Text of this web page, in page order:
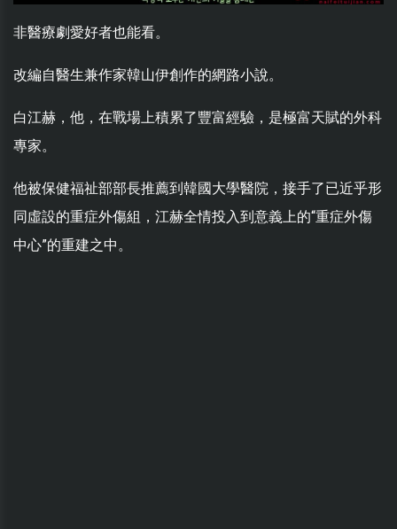
非醫療劇愛好者也能看。
改編自醫生兼作家韓山伊創作的網路小說。
白江赫，他，在戰場上積累了豐富經驗，是極富天賦的外科
專家。
他被保健福祉部部長推薦到韓國大學醫院，接手了已近乎形
同虛設的重症外傷組，江赫全情投入到意義上的“重症外傷
中心”的重建之中。